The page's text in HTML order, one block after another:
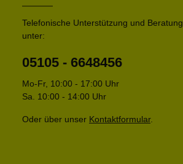
Telefonische Unterstützung und Beratung
unter:
05105 - 6648456
Mo-Fr, 10:00 - 17:00 Uhr
Sa. 10:00 - 14:00 Uhr
Oder über unser Kontaktformular.